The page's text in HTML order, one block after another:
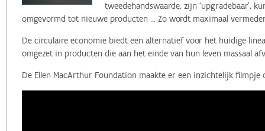
tweedehandswaarde, zijn ‘upgradebaar’,
omgevormd tot nieuwe producten ... Zo wordt maximaal
De circulaire economie biedt een alternatief voor het huidige
omgezet in producten die aan het einde van hun leven massaal
De Ellen MacArthur Foundation maakte er een inzichtelijk filmpje